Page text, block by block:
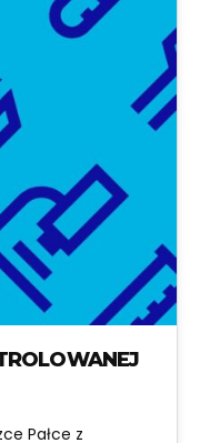
Pałce z